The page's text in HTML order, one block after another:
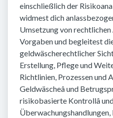
einschließlich der
widmest dich
Umsetzung von rechtlichen
Vorgaben und begleitest
geldwäscherechtlicher
Erstellung, Pflege und
Richtlinien, Prozessen und
Geldwäscheâ und
risikobasierte Kontrollâ